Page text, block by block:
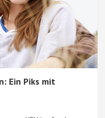
Ein Piks mit